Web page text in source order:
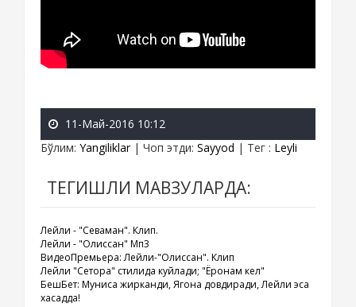
11-Май-2016 10:12
Бўлим: Yangiliklar| Чоп этди: Sayyod | Тег : Leyli
ТЕГИШЛИ МАВЗУЛАРДА:
Лейли - "Севаман". Клип.
Лейли - "Олиссан" Мп3
ВидеоПремьера: Лейли-"Олиссан". Клип
Лейли "Сетора" стилида куйлади; "Ёронам кел"
БешБет: Муниса жирканди, Ягона довдиради, Лейли эса
хасадда!